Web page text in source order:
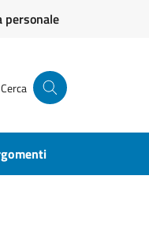
personale
Cerca